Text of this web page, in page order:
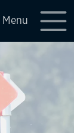
Menu